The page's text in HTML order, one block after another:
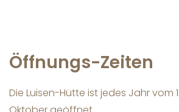
Öffnungs-Zeiten
Die Luisen-Hütte ist jedes Jahr vom